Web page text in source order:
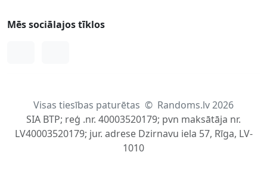
Mēs sociālajos tīklos
Visas tiesības paturētas © Randoms.lv 2026
SIA BTP; reģ .nr. 40003520179; pvn maksātāja nr.
LV40003520179; jur. adrese Dzirnavu iela 57, Rīga, LV-
1010